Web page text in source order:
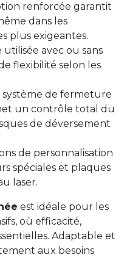
renforcée garantit
dans les
plus exigeantes.
avec ou sans
flexibilité selon les
système de fermeture
un contrôle total du
de déversement
de personnalisation
spéciales et plaques
laser.
est idéale pour les
où efficacité,
Adaptable et
aux besoins